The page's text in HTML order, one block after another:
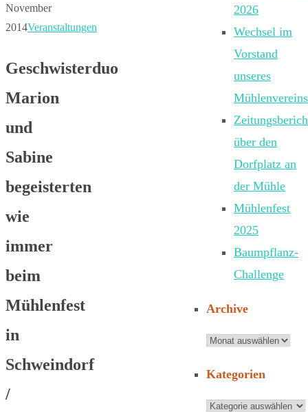
November
2014Veranstaltungen
Geschwisterduo
Marion
und
Sabine
begeisterten
wie
immer
beim
Mühlenfest
in
Schweindorf
/
2026
Wechsel im
Vorstand
unseres
Mühlenvereins
über den
Dorfplatz an
der Mühle
Mühlenfest
2025
Baumpflanz-
Challenge
Archive
Archive
Kategorien
Kategorien